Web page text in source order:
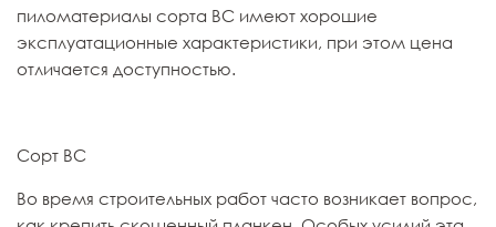
пиломатериалы сорта ВС имеют хорошие
эксплуатационные характеристики, при этом цена
отличается доступностью.
Сорт ВС
Во время строительных работ часто возникает вопрос,